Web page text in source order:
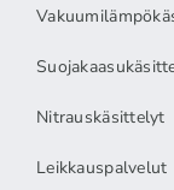
Nitrauskäsittelyt
Leikkauspalvelut